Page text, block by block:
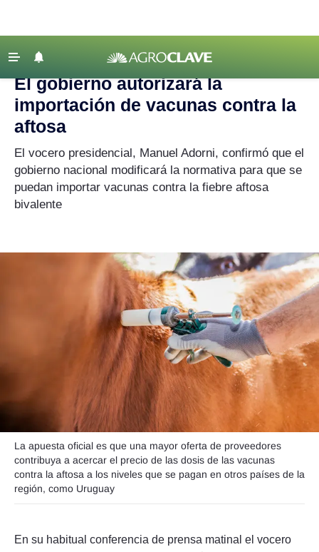
Agricultura
Ganadería
Lechería
Tecnología
Maquinaria agrícola
Seguinos
‹ VOLVER
Agroclave importación
El gobierno autorizará la
importación de vacunas contra la
aftosa
El vocero presidencial, Manuel Adorni, confirmó que el
gobierno nacional modificará la normativa para que se
puedan importar vacunas contra la fiebre aftosa
bivalente
La apuesta oficial es que una mayor oferta de proveedores
contribuya a acercar el precio de las dosis de las vacunas
contra la aftosa a los niveles que se pagan en otros países de la
región, como Uruguay
En su habitual conferencia de prensa matinal el vocero